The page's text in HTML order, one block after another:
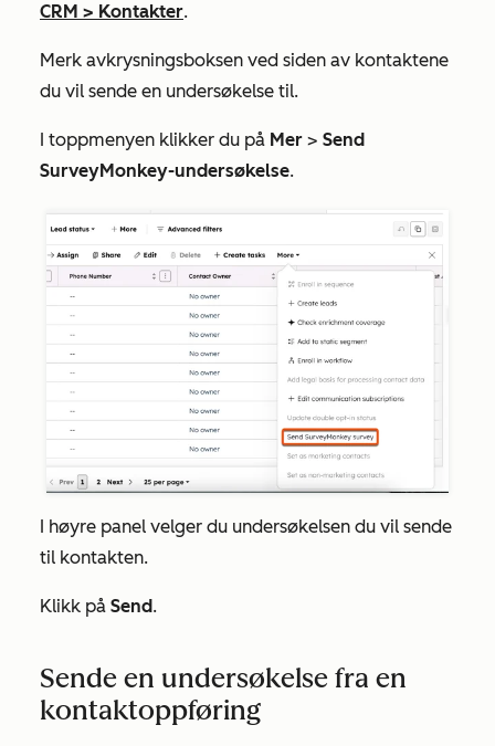
CRM > Kontakter.
Merk avkrysningsboksen ved siden av kontaktene
du vil sende en undersøkelse til.
I toppmenyen klikker du på Mer > Send
SurveyMonkey-undersøkelse.
I høyre panel velger du undersøkelsen du vil sende
til kontakten.
Klikk på Send.
Sende en undersøkelse fra en
kontaktoppføring